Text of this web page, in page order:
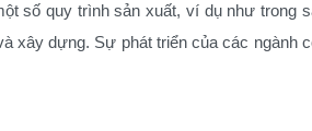
số quy trình sản xuất, ví dụ như trong
xây dựng. Sự phát triển của các ngành